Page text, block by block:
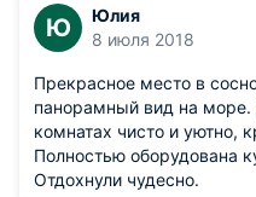
Ю
Юлия
8 июля 2018
Прекрасное место в
панорамный вид на
комнатах чисто и уютно,
Полностью оборудована
Отдохнули чудесно.